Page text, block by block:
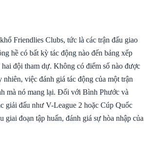
Friendlies Clubs, tức là các trận đấu giao
hề có bất kỳ tác động nào đến bảng xếp
đội tham dự. Không có điểm số nào được
việc đánh giá tác động của một trận
mà nó mang lại. Đối với Bình Phước và
giải đấu như V-League 2 hoặc Cúp Quốc
đoạn tập huấn, đánh giá sự hòa nhập của